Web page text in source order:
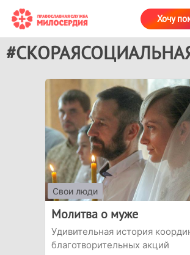
Хочу
Свои люди
Молитва о муже
Удивительная история
благотворительных акций